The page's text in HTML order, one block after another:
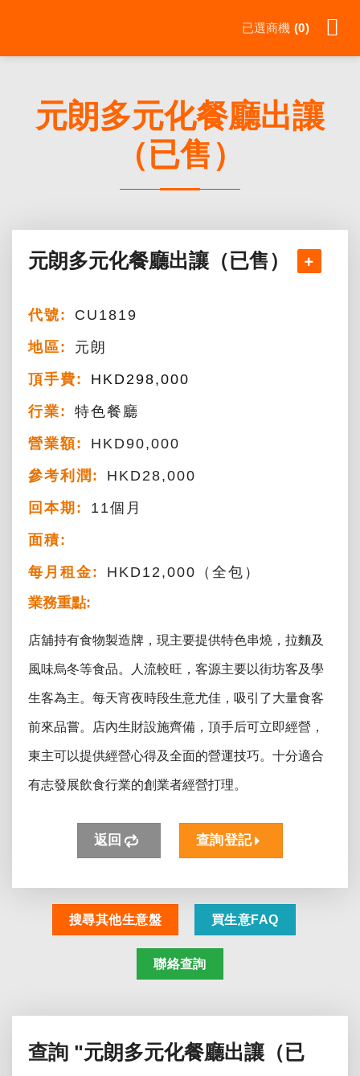
已選商機 0
元朗多元化餐廳出讓
（已售）
元朗多元化餐廳出讓（已售）
代號:
CU1819
地區:
元朗
頂手費:
HKD298,000
行業:
特色餐廳
營業額:
HKD90,000
參考利潤:
HKD28,000
回本期:
11個月
面積:
每月租金:
HKD12,000（全包）
業務重點:
店舖持有食物製造牌，現主要提供特色串燒，拉麵及
風味烏冬等食品。人流較旺，客源主要以街坊客及學
生客為主。每天宵夜時段生意尤佳，吸引了大量食客
前來品嘗。店內生財設施齊備，頂手后可立即經營，
東主可以提供經營心得及全面的營運技巧。十分適合
有志發展飲食行業的創業者經營打理。
返回 查詢登記
搜尋其他生意盤 買生意FAQ
聯絡查詢
查詢 "元朗多元化餐廳出讓（已